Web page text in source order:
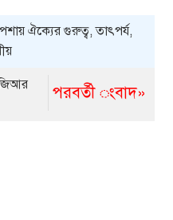
ঐক্যের গুরুত্ব, তাৎপর্য,
পরবর্তী ংবাদ»
জিআর